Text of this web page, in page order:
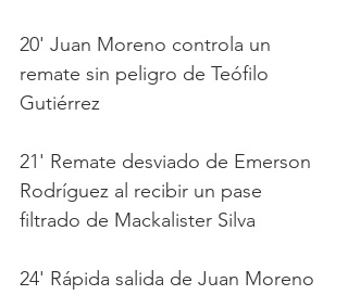
20' Juan Moreno controla un
remate sin peligro de Teófilo
Gutiérrez
21' Remate desviado de Emerson
Rodríguez al recibir un pase
filtrado de Mackalister Silva
24' Rápida salida de Juan Moreno